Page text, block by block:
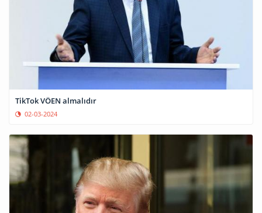
TikTok VÖEN almalıdır
02-03-2024